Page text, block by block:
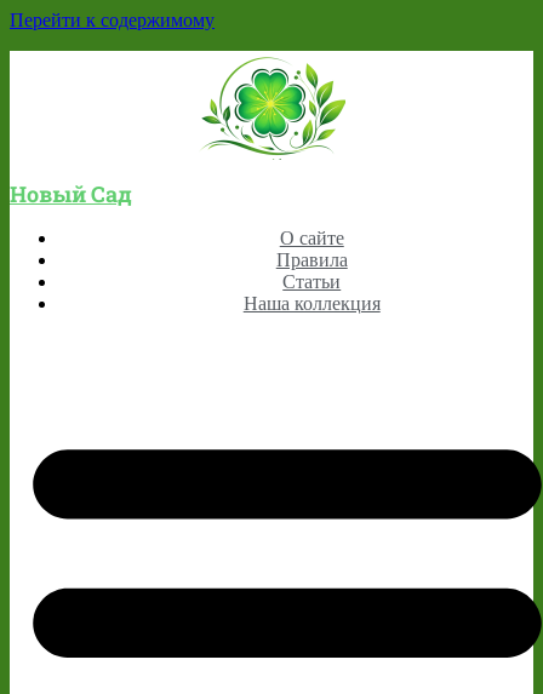
Перейти к содержимому
Новый Сад
О сайте
Правила
Статьи
Наша коллекция